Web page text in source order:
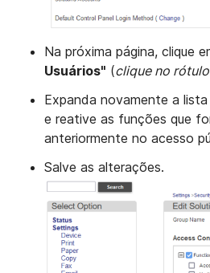
Na próxima página, clique
Usuários" (clique no
Expanda novamente a lista
e reative as funções que
anteriormente no acesso
Salve as alterações.